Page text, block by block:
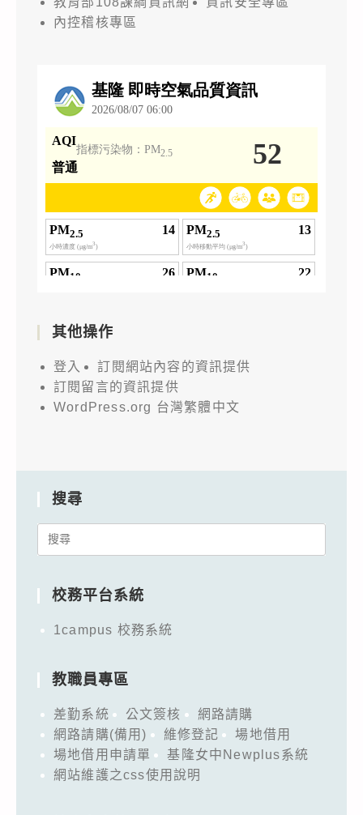
內控稽核專區
其他操作
登入
訂閱網站內容的資訊提供
訂閱留言的資訊提供
WordPress.org 台灣繁體中文
搜尋
Search
校務平台系統
1campus 校務系統
教職員專區
差勤系統 公文簽核
網路請購
網路請購(備用)
維修登記
場地借用
場地借用申請單
基隆女中Newplus系統
網站維護之css使用說明